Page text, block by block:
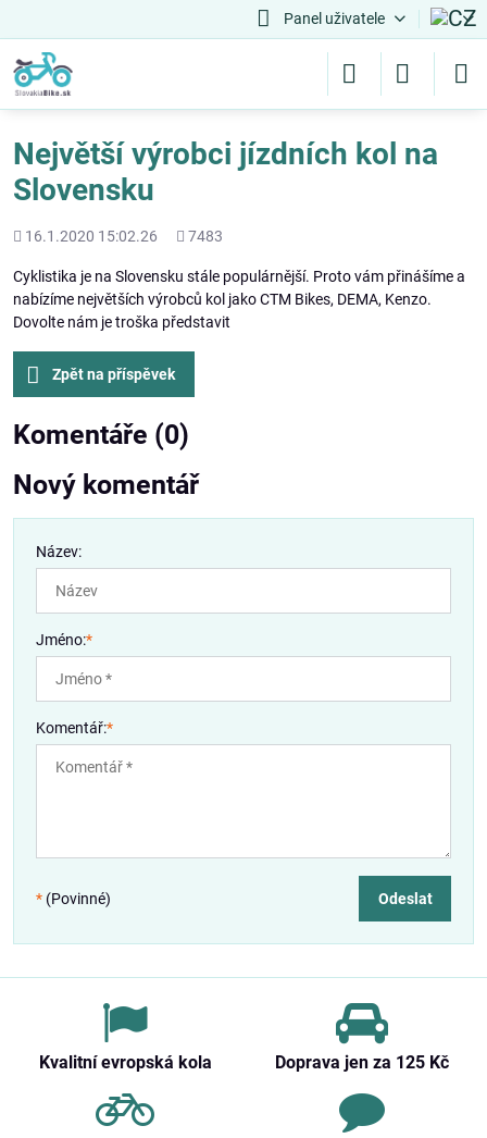
Panel uživatele
Největší výrobci jízdních kol na
Slovensku
Přidáno
16.1.2020 15:02.26
Počet
7483
Cyklistika je na Slovensku stále populárnější. Proto vám přinášíme a
nabízíme největších výrobců kol jako CTM Bikes, DEMA, Kenzo.
Dovolte nám je troška představit
Zpět na příspěvek
Komentáře (0)
Nový komentář
Název:
Jméno:*
Komentář:*
* (Povinné) Odeslat
Kvalitní evropská kola Doprava jen za 125 Kč